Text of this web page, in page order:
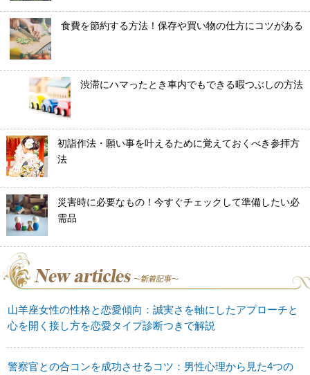
食費を節約する方法！保存や買い物の仕方にコツがある
渋滞にハマったとき車内でもできる暇つぶしの方法
初詣作法・願い事を叶えるために覚えておくべき参拝方
法
災害時に必要なもの！今すぐチェックして準備したい必
需品
山羊座女性の性格と恋愛傾向：誠実さを軸にしたアプローチと
心を開く接し方を恋愛タイプ診断つきで解説
警察官との合コンを成功させるコツ：男性心理から見た4つの